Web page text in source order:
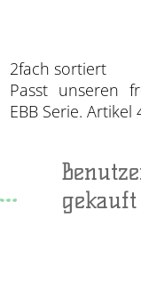
2fach sortiert
Passt unseren
EBB Serie.